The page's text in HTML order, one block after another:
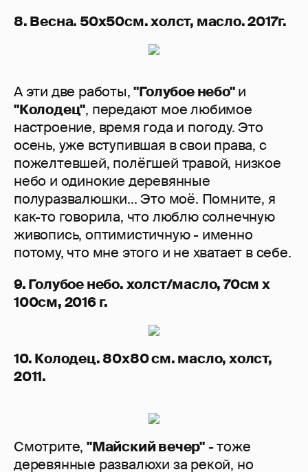
8. Весна. 50х50см. холст, масло. 2017г.
А эти две работы,"Голубое небо"и
"Колодец", передают мое любимое
настроение, время года и погоду. Это
осень, уже вступившая в свои права, с
пожелтевшей, полёгшей травой, низкое
небо и одинокие деревянные
полуразвалюшки... Это моё. Помните, я
как-то говорила, что люблю солнечную
живопись, оптимистичную - именно
потому, что мне этого и не хватает в себе.
9. Голубое небо. холст/масло, 70см x
100см, 2016 г.
10. Колодец. 80х80 см. масло, холст,
2011.
Смотрите, "Майский вечер"- тоже
деревянные развалюхи за рекой, но